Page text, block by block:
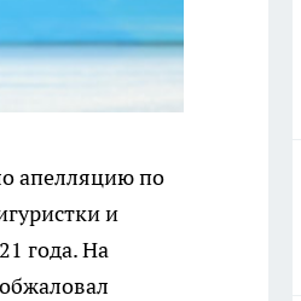
апелляцию по
и
года. На